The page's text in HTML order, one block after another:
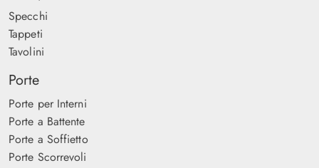
Specchi
Tappeti
Tavolini
Porte
Porte per Interni
Porte a Battente
Porte a Soffietto
Porte Scorrevoli